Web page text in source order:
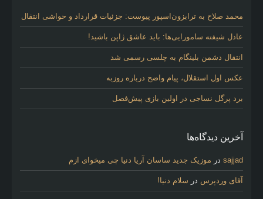
محمد صلاح به ترابزون‌اسپور پیوست: جزئیات قرارداد و حواشی انتقال
عادل شیفته سامورایی‌ها: باید عاشق ژاپن باشید!
انتقال دشمن بلینگام به چلسی رسمی شد
عکس اول استقلال، پیام واضح درباره روزبه
برد پرگل نساجی در اولین بازی پیش‌فصل
آخرین دیدگاه‌ها
sajjad در موزیک جدید ساسان آریا دنیا چی میخوای ازم
آقای وردپرس در سلام دنیا!